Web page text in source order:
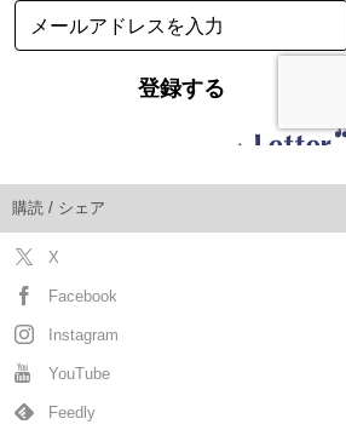
購読 / シェア
X
Facebook
Instagram
YouTube
Feedly